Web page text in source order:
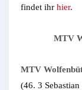
findet ihr hier.
MTV
MTV
(46. 3